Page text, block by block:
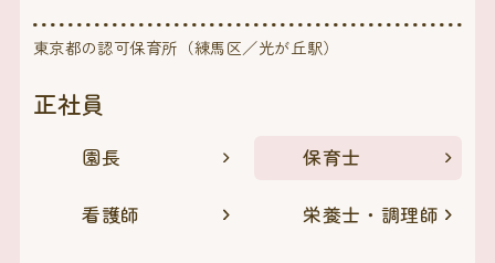
東京都の認可保育所（練馬区／光が丘駅）
正社員
園長 保育士
看護師 栄養士・調理師